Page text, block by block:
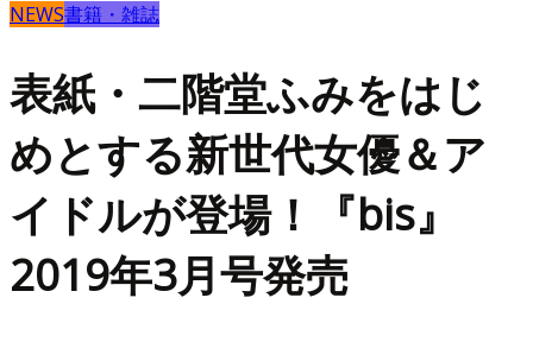
NEWS書籍・雑誌
表紙・二階堂ふみをはじ
めとする新世代女優＆ア
イドルが登場！『bis』
2019年3月号発売